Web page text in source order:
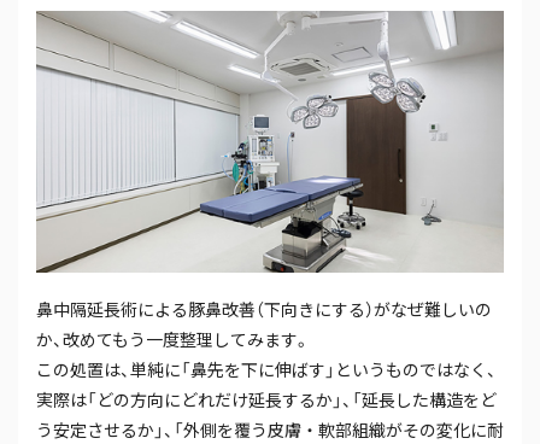
鼻中隔延長術による豚鼻改善（下向きにする）がなぜ難しいの
か、改めてもう一度整理してみます。
この処置は、単純に「鼻先を下に伸ばす」というものではなく、
実際は「どの方向にどれだけ延長するか」、「延長した構造をど
う安定させるか」、「外側を覆う皮膚・軟部組織がその変化に耐